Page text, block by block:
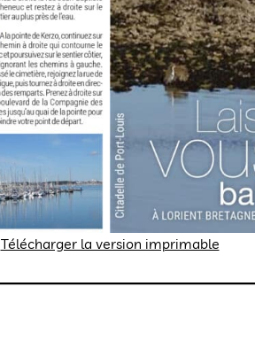
Télécharger la version imprimable